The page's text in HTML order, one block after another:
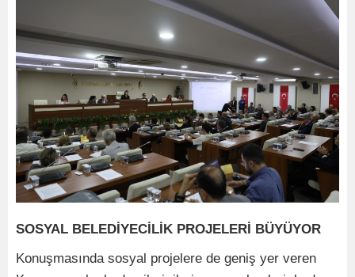
SOSYAL BELEDİYECİLİK PROJELERİ BÜYÜYOR
Konuşmasında sosyal projelere de geniş yer veren